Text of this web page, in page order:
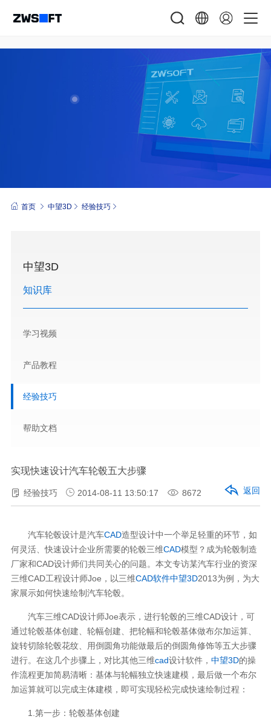
首页 中望3D 经验技巧
中望3D
知识库
学习视频
产品教程
经验技巧
帮助文档
实现快速设计汽车轮毂五大步骤
经验技巧 2014-08-11 13:50:17 8672 返回
汽车轮毂设计是汽车CAD造型设计中一个举足轻重的环节，如
何灵活、快速设计企业所需要的轮毂三维CAD模型？成为轮毂制造
厂家和CAD设计师们共同关心的问题。本文专访某汽车行业的资深
三维CAD工程设计师Joe，以三维CAD软件中望3D2013为例，为大
家展示如何快速绘制汽车轮毂。
汽车三维CAD设计师Joe表示，进行轮毂的三维CAD设计，可
通过轮毂基体创建、轮幅创建、把轮幅和轮毂基体做布尔加运算、
旋转切除轮毂花纹、用倒圆角功能做最后的倒圆角修饰等五大步骤
进行。在这几个步骤上，对比其他三维cad设计软件， 中望3D的操
作流程更加简易清晰：基体与轮幅独立快速建模，最后做一个布尔
加运算就可以完成主体建模，即可实现轻松完成快速绘制过程：
1.第一步：轮毂基体创建